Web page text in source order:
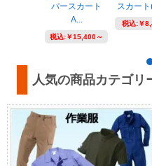
パースカート
A...
税込:￥15,400～
スカー
税込:￥
人気の商品カテゴリ